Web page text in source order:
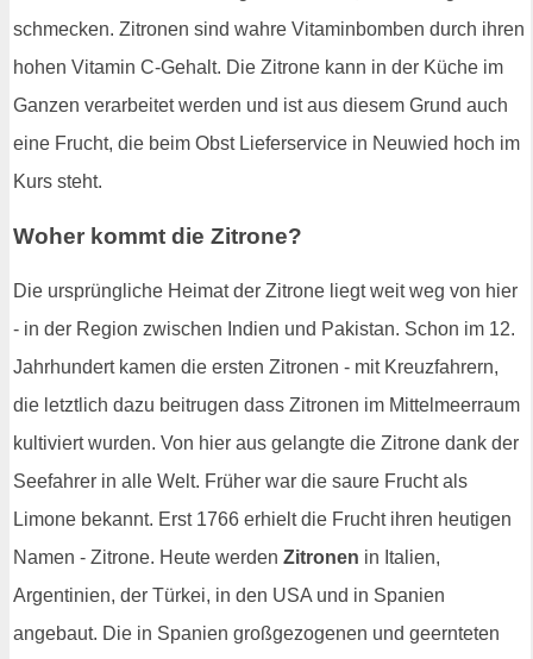
schmecken. Zitronen sind wahre Vitaminbomben durch ihren
hohen Vitamin C-Gehalt. Die Zitrone kann in der Küche im
Ganzen verarbeitet werden und ist aus diesem Grund auch
eine Frucht, die beim Obst Lieferservice in Neuwied hoch im
Kurs steht.
Woher kommt die Zitrone?
Die ursprüngliche Heimat der Zitrone liegt weit weg von hier
- in der Region zwischen Indien und Pakistan. Schon im 12.
Jahrhundert kamen die ersten Zitronen - mit Kreuzfahrern,
die letztlich dazu beitrugen dass Zitronen im Mittelmeerraum
kultiviert wurden. Von hier aus gelangte die Zitrone dank der
Seefahrer in alle Welt. Früher war die saure Frucht als
Limone bekannt. Erst 1766 erhielt die Frucht ihren heutigen
Namen - Zitrone. Heute werden Zitronen in Italien,
Argentinien, der Türkei, in den USA und in Spanien
angebaut. Die in Spanien großgezogenen und geernteten